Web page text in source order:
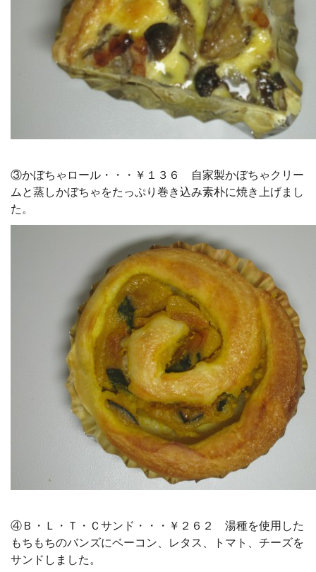
③かぼちゃロール・・・￥１３６ 自家製かぼちゃクリー
ムと蒸しかぼちゃをたっぷり巻き込み素朴に焼き上げまし
た。
④Ｂ・Ｌ・Ｔ・Ｃサンド・・・￥２６２ 湯種を使用した
もちもちのバンズにベーコン、レタス、トマト、チーズを
サンドしました。